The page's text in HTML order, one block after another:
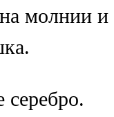
молнии и